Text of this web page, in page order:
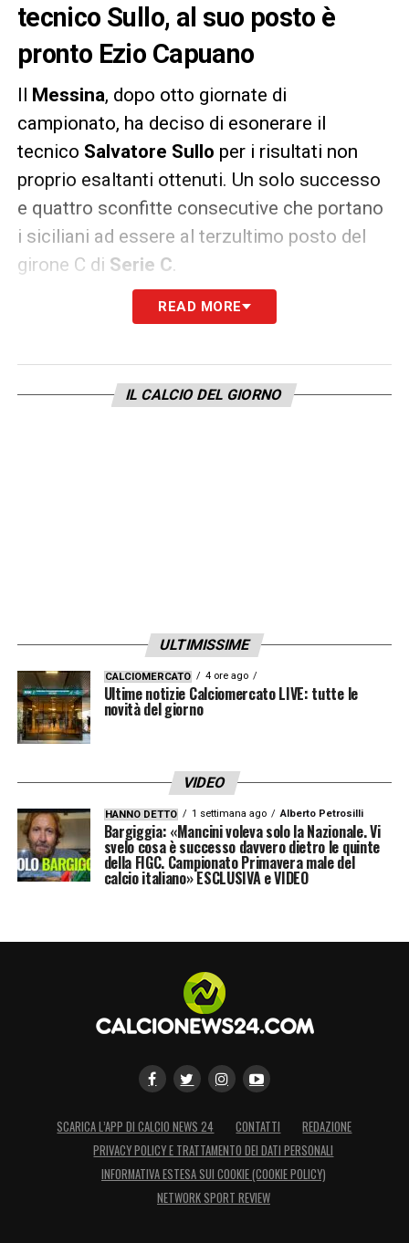
tecnico Sullo, al suo posto è
pronto Ezio Capuano
Il Messina, dopo otto giornate di
campionato, ha deciso di esonerare il
tecnico Salvatore Sullo per i risultati non
proprio esaltanti ottenuti. Un solo successo
e quattro sconfitte consecutive che portano
i siciliani ad essere al terzultimo posto del
girone C di Serie C.
Al posto dell’ex centrocampista in arrivo
LA PLAYLIST DELLE NOSTRE TOP NEWS
READ MORE
IL CALCIO DEL GIORNO
ULTIMISSIME
CALCIOMERCATO 4 ore ago
Ultime notizie Calciomercato LIVE: tutte le
novità del giorno
VIDEO
HANNO DETTO 1 settimana ago Alberto Petrosilli
Bargiggia: «Mancini voleva solo la Nazionale. Vi
svelo cosa è successo davvero dietro le quinte
della FIGC. Campionato Primavera male del
calcio italiano» ESCLUSIVA e VIDEO
SCARICA L’APP DI CALCIO NEWS 24 CONTATTI
REDAZIONE
PRIVACY POLICY E TRATTAMENTO DEI DATI PERSONALI
INFORMATIVA ESTESA SUI COOKIE (COOKIE POLICY)
NETWORK SPORT REVIEW